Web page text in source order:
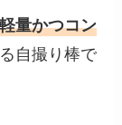
軽量かつコン
自撮り棒で